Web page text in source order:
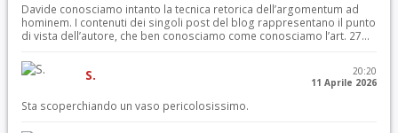
Davide conosciamo intanto la tecnica retorica dell’argomentum ad
hominem. I contenuti dei singoli post del blog rappresentano il punto
di vista dell’autore, che ben conosciamo come conosciamo l’art. 27...
S.
20:20
11 Aprile 2026
Sta scoperchiando un vaso pericolosissimo.